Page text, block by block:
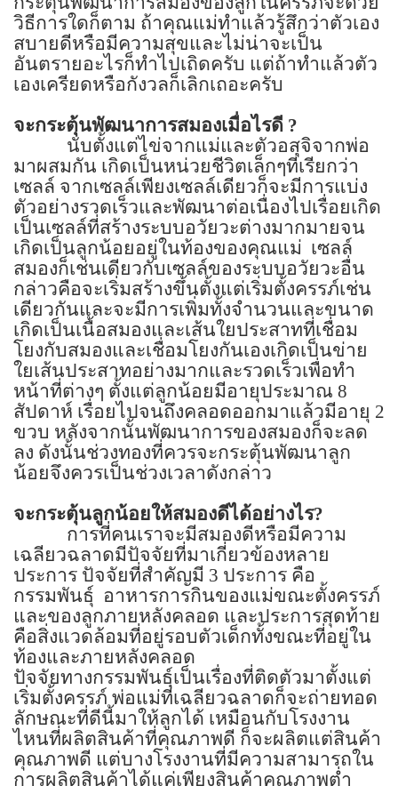
วิธีการใดก็ตาม ถ้าคุณแม่ทำแล้วรู้สึกว่าตัวเอง
สบายดีหรือมีความสุขและไม่น่าจะเป็น
อันตรายอะไรก็ทำไปเถิดครับ แต่ถ้าทำแล้วตัว
เองเครียดหรือกังวลก็เลิกเถอะครับ
จะกระตุ้นพัฒนาการสมองเมื่อไรดี ?
นับตั้งแต่ไข่จากแม่และตัวอสุจิจากพ่อ
มาผสมกัน เกิดเป็นหน่วยชีวิตเล็กๆที่เรียกว่า
เซลล์ จากเซลล์เพียงเซลล์เดียวก็จะมีการแบ่ง
ตัวอย่างรวดเร็วและพัฒนาต่อเนื่องไปเรื่อยเกิด
เป็นเซลล์ที่สร้างระบบอวัยวะต่างมากมายจน
เกิดเป็นลูกน้อยอยู่ในท้องของคุณแม่ เซลล์
สมองก็เช่นเดียวกับเซลล์ของระบบอวัยวะอื่น
กล่าวคือจะเริ่มสร้างขึ้นตั้งแต่เริ่มตั้งครรภ์เช่น
เดียวกันและจะมีการเพิ่มทั้งจำนวนและขนาด
เกิดเป็นเนื้อสมองและเส้นใยประสาทที่เชื่อม
โยงกับสมองและเชื่อมโยงกันเองเกิดเป็นข่าย
ใยเส้นประสาทอย่างมากและรวดเร็วเพื่อทำ
หน้าที่ต่างๆ ตั้งแต่ลูกน้อยมีอายุประมาณ 8
สัปดาห์ เรื่อยไปจนถึงคลอดออกมาแล้วมีอายุ 2
ขวบ หลังจากนั้นพัฒนาการของสมองก็จะลด
ลง ดังนั้นช่วงทองที่ควรจะกระตุ้นพัฒนาลูก
น้อยจึงควรเป็นช่วงเวลาดังกล่าว
จะกระตุ้นลูกน้อยให้สมองดีได้อย่างไร?
การที่คนเราจะมีสมองดีหรือมีความ
เฉลียวฉลาดมีปัจจัยที่มาเกี่ยวข้องหลาย
ประการ ปัจจัยที่สำคัญมี 3 ประการ คือ
กรรมพันธุ์ อาหารการกินของแม่ขณะตั้งครรภ์
และของลูกภายหลังคลอด และประการสุดท้าย
คือสิ่งแวดล้อมที่อยู่รอบตัวเด็กทั้งขณะที่อยู่ใน
ท้องและภายหลังคลอด
ปัจจัยทางกรรมพันธุ์เป็นเรื่องที่ติดตัวมาตั้งแต่
เริ่มตั้งครรภ์ พ่อแม่ที่เฉลียวฉลาดก็จะถ่ายทอด
ลักษณะที่ดีนี้มาให้ลูกได้ เหมือนกับโรงงาน
ไหนที่ผลิตสินค้าที่คุณภาพดี ก็จะผลิตแต่สินค้า
คุณภาพดี แต่บางโรงงานที่มีความสามารถใน
การผลิตสินค้าได้แค่เพียงสินค้าคุณภาพต่ำ